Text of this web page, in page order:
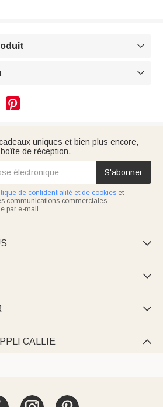



uniques et bien plus encore,
de réception.
S'abonner
de confidentialité et de cookies et
communications commerciales
par e-mail.



CALLIE 